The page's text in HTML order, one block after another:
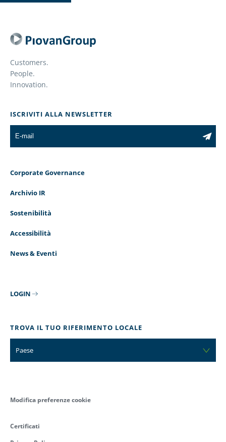
Customers.
People.
Innovation.
ISCRIVITI ALLA NEWSLETTER
Corporate Governance
Archivio IR
Sostenibilità
Accessibilità
News & Eventi
LOGIN
TROVA IL TUO RIFERIMENTO LOCALE
Paese
Modifica preferenze cookie
Certificati